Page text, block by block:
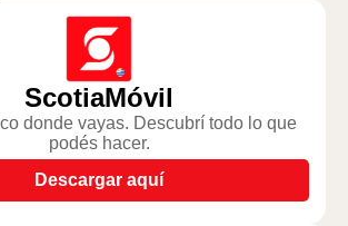
ScotiaMóvil
donde vayas. Descubrí todo lo que
podés hacer.
Descargar aquí